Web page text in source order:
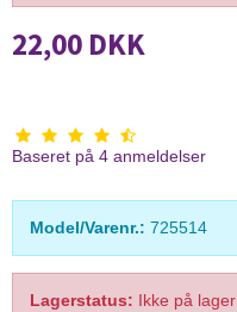
22,00 DKK
Baseret på 4 anmeldelser
Model/Varenr.: 725514
Lagerstatus: Ikke på lager